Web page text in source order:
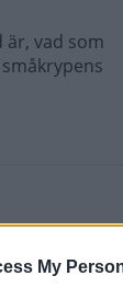
My
är, vad som
är